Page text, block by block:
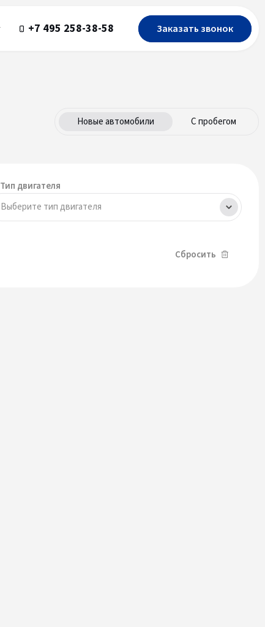
+7 495 258-38-58 Заказать звонок
Новые автомобили С пробегом
Тип двигателя
Выберите тип двигателя
Сбросить